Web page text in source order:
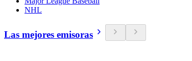
NHL
Las mejores emisoras